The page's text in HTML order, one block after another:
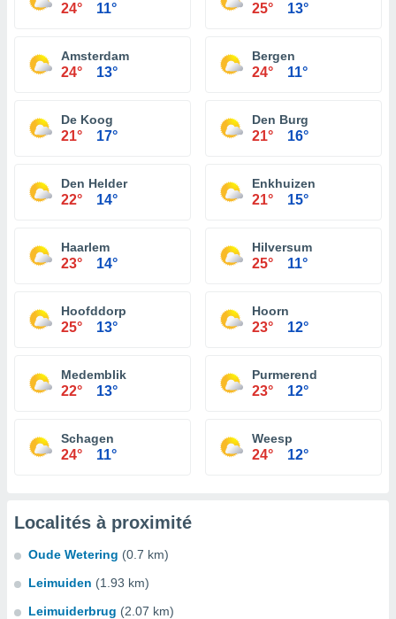
24° 11° 25° 13°
Amsterdam
24° 13°
Bergen
24° 11°
De Koog
21° 17°
Den Burg
21° 16°
Den Helder
22° 14°
Enkhuizen
21° 15°
Haarlem
23° 14°
Hilversum
25° 11°
Hoofddorp
25° 13°
Hoorn
23° 12°
Medemblik
22° 13°
Purmerend
23° 12°
Schagen
24° 11°
Weesp
24° 12°
Localités à proximité
Oude Wetering (0.7 km)
Leimuiden (1.93 km)
Leimuiderbrug (2.07 km)